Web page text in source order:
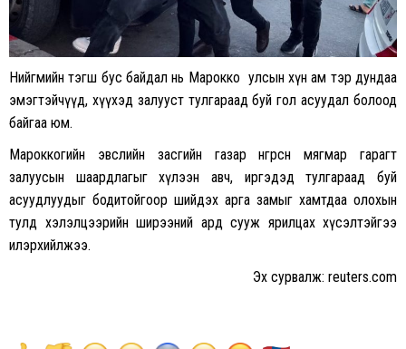
Нийгмийн тэгш бус байдал нь Марокко улсын хүн ам тэр дундаа
эмэгтэйчүүд, хүүхэд залууст тулгараад буй гол асуудал болоод
байгаа юм.
Мароккогийн эвслийн засгийн газар өнгөрсөн мягмар гарагт
залуусын шаардлагыг хүлээн авч, иргэдэд тулгараад буй
асуудлуудыг бодитойгоор шийдэх арга замыг хамтдаа олохын
тулд хэлэлцээрийн ширээний ард сууж ярилцах хүсэлтэйгээ
илэрхийлжээ.
Эх сурвалж: reuters.com